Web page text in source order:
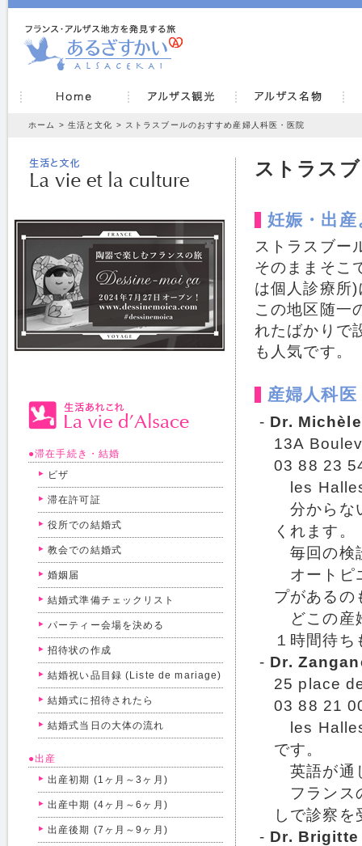
ホーム > 生活と文化 > ストラスブールのおすすめ産婦人科医・医院
●滞在手続き・結婚
ビザ
滞在許可証
役所での結婚式
教会での結婚式
婚姻届
結婚式準備チェックリスト
パーティー会場を決める
招待状の作成
結婚祝い品目録 (Liste de mariage)
結婚式に招待されたら
結婚式当日の大体の流れ
●出産
出産初期 (1ヶ月～3ヶ月)
出産中期 (4ヶ月～6ヶ月)
出産後期 (7ヶ月～9ヶ月)
ストラス
妊娠・出
ストラスブー
そのままそこ
は個人診療所
この地区随一
れたばかりで
も人気です。
産婦人科医
- Dr.
13A
03 88 23
les Halles
分からな
くれます。
毎回の検
オートピ
プがあるの
どこの産
１時間待ち
- Dr.
25 place
03 88 21
les Halles
です。
英語が通
フランス
しで診察
- Dr.